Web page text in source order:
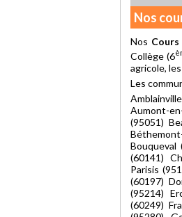
Nos
Nos
Collège (6
agricole,
Les
Aumont-
(95051)
(60141)
Parisis
(60197)
(95214)
(60249)